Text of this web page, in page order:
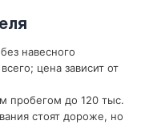
навесного
цена зависит от
пробегом до 120 тыс.
стоят дороже, но